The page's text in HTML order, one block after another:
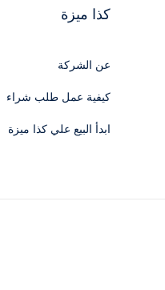
كذا ميزة
عن الشركة
كيفية عمل طلب شراء
ابدأ البيع علي كذا ميزة